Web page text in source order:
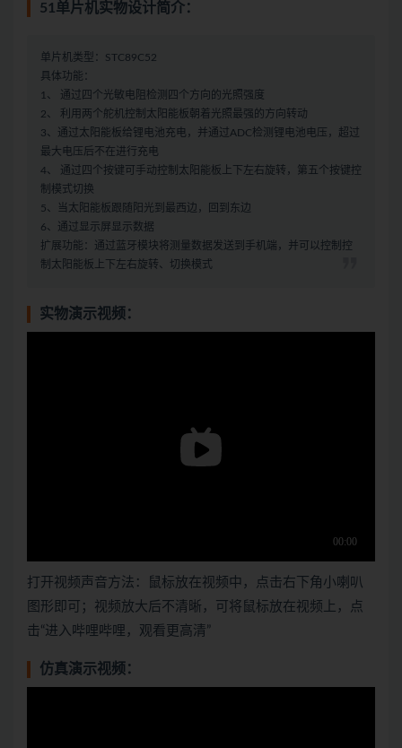
51单片机实物设计简介：
单片机类型：STC89C52
具体功能：
1、 通过四个光敏电阻检测四个方向的光照强度
2、 利用两个舵机控制太阳能板朝着光照最强的方向转动
3、通过太阳能板给锂电池充电，并通过ADC检测锂电池电压，超过
最大电压后不在进行充电
4、 通过四个按键可手动控制太阳能板上下左右旋转，第五个按键控
制模式切换
5、当太阳能板跟随阳光到最西边，回到东边
6、通过显示屏显示数据
扩展功能：通过蓝牙模块将测量数据发送到手机端，并可以控制控
制太阳能板上下左右旋转、切换模式
实物演示视频：
打开视频声音方法：鼠标放在视频中，点击右下角小喇叭
图形即可；视频放大后不清晰，可将鼠标放在视频上，点
击“进入哔哩哔哩，观看更高清”
仿真演示视频：